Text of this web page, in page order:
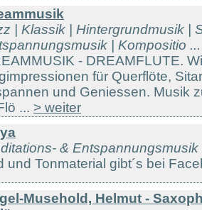
| Klassik | Hintergrundmusik |
| Kompositio ...
- DREAMFLUTE.
für Querflöte,
und Geniessen. Musik
... > weiter
& Entspannungsmusik
und Tonmaterial gibt´s bei
Musehold, Helmut -